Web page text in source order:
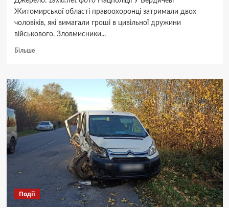
Житомирської області правоохоронці затримали двох
чоловіків, які вимагали гроші в цивільної дружини
військового. Зловмисники...
БільшеДокладніше
Житомирщині
затримали
двох
рекетирів
за
вимагання
дружини
військового
Події